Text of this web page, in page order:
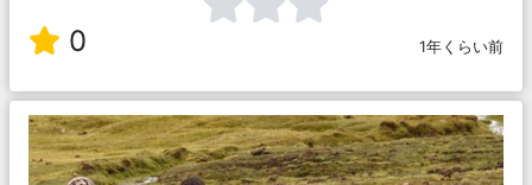
0 1年くらい前